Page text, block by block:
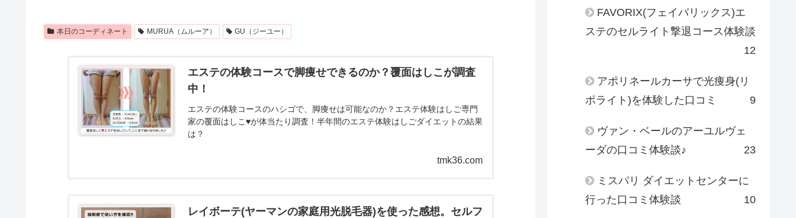
本日のコーディネート MURUA（ムルーア） GU（ジーユー）
エステの体験コースで脚痩せできるのか？覆面はしこが調査
中！
エステの体験コースのハシゴで、脚痩せは可能なのか？エステ体験はしご専門
家の覆面はしこ♥が体当たり調査！半年間のエステ体験はしごダイエットの結果
は？
tmk36.com
レイボーテ(ヤーマンの家庭用光脱毛器)を使った感想。セルフ
FAVORIX(フェイバリックス)エ
ステのセルライト撃退コース体験談
12
アポリネールカーサで光痩身(リ
ポライト)を体験した口コミ
9
ヴァン・ベールのアーユルヴェ
ーダの口コミ体験談♪
23
ミスパリ ダイエットセンターに
行った口コミ体験談
10